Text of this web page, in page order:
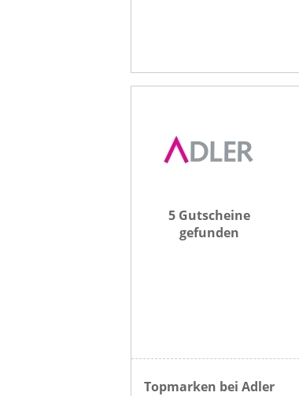
5 Gutscheine
gefunden
Topmarken bei Adler